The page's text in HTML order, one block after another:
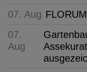
07. Aug
07.
Aug